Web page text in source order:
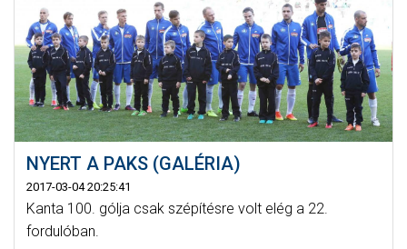
GALÉRIA
SZURKOLÓI ÉLMÉNYEK
AKKREDITÁCIÓ
NYERT A PAKS (GALÉRIA)
2017-03-04 20:25:41
Kanta 100. gólja csak szépítésre volt elég a 22.
fordulóban.